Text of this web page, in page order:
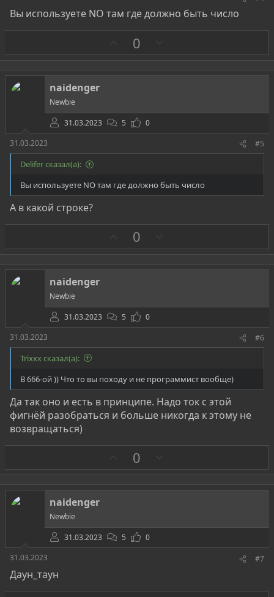
Вы используете NO там где должно быть число
а
0
р
о
в
naidenger
Newbie
31.03.2023
5
0
31.03.2023
#5
Delifer сказал(а):
Вы используете NO там где должно быть число
А в какой строке?
а
0
р
о
в
naidenger
Newbie
31.03.2023
5
0
31.03.2023
#6
Trixxx сказал(а):
В 666-ой )) Что то вы походу и не программист вообще)
Да так оно и есть в принципе. Надо ток с этой
фигнёй разобраться и больше никогда к этому не
возвращаться)
а
0
р
о
в
naidenger
Newbie
31.03.2023
5
0
31.03.2023
#7
Даун_таун